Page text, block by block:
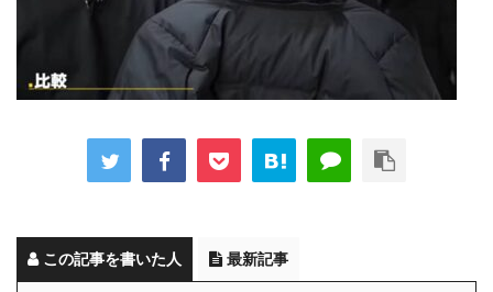
この記事を書いた人 最新記事